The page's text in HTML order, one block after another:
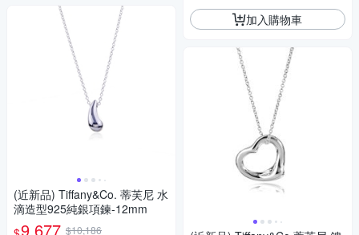
(近新品) Tiffany&Co. 蒂芙尼 水
滴造型925純銀項鍊-12mm
9,677 $10,186
加入購物車